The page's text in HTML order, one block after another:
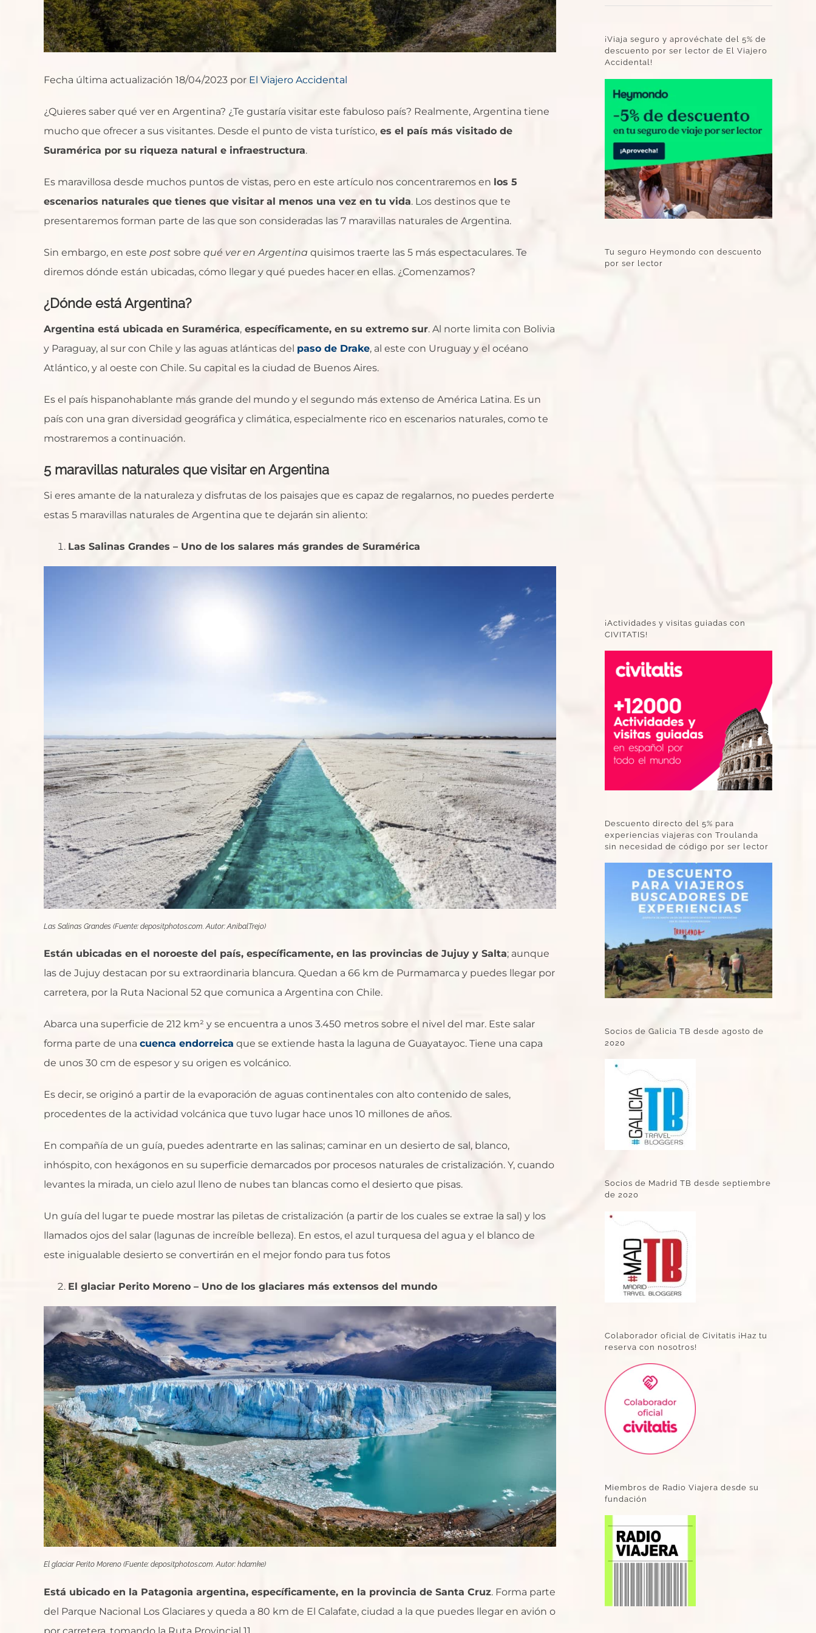
Fecha última actualización 18/04/2023 por El Viajero Accidental
¿Quieres saber qué ver en Argentina? ¿Te gustaría visitar este fabuloso país? Realmente, Argentina tiene
mucho que ofrecer a sus visitantes. Desde el punto de vista turístico, es el país más visitado de
Suramérica por su riqueza natural e infraestructura.
Es maravillosa desde muchos puntos de vistas, pero en este artículo nos concentraremos en los 5
escenarios naturales que tienes que visitar al menos una vez en tu vida. Los destinos que te
presentaremos forman parte de las que son consideradas las 7 maravillas naturales de Argentina.
Sin embargo, en este post sobre qué ver en Argentina quisimos traerte las 5 más espectaculares. Te
diremos dónde están ubicadas, cómo llegar y qué puedes hacer en ellas. ¿Comenzamos?
¿Dónde está Argentina?
Argentina está ubicada en Suramérica, específicamente, en su extremo sur. Al norte limita con Bolivia
y Paraguay, al sur con Chile y las aguas atlánticas del paso de Drake, al este con Uruguay y el océano
Atlántico, y al oeste con Chile. Su capital es la ciudad de Buenos Aires.
Es el país hispanohablante más grande del mundo y el segundo más extenso de América Latina. Es un
país con una gran diversidad geográfica y climática, especialmente rico en escenarios naturales, como te
mostraremos a continuación.
5 maravillas naturales que visitar en Argentina
Si eres amante de la naturaleza y disfrutas de los paisajes que es capaz de regalarnos, no puedes perderte
estas 5 maravillas naturales de Argentina que te dejarán sin aliento:
Las Salinas Grandes – Uno de los salares más grandes de Suramérica
Las Salinas Grandes (Fuente: depositphotos.com. Autor: AnibalTrejo)
Están ubicadas en el noroeste del país, específicamente, en las provincias de Jujuy y Salta; aunque
las de Jujuy destacan por su extraordinaria blancura. Quedan a 66 km de Purmamarca y puedes llegar por
carretera, por la Ruta Nacional 52 que comunica a Argentina con Chile.
Abarca una superficie de 212 km² y se encuentra a unos 3.450 metros sobre el nivel del mar. Este salar
forma parte de una cuenca endorreica que se extiende hasta la laguna de Guayatayoc. Tiene una capa
de unos 30 cm de espesor y su origen es volcánico.
Es decir, se originó a partir de la evaporación de aguas continentales con alto contenido de sales,
procedentes de la actividad volcánica que tuvo lugar hace unos 10 millones de años.
En compañía de un guía, puedes adentrarte en las salinas; caminar en un desierto de sal, blanco,
inhóspito, con hexágonos en su superficie demarcados por procesos naturales de cristalización. Y, cuando
levantes la mirada, un cielo azul lleno de nubes tan blancas como el desierto que pisas.
Un guía del lugar te puede mostrar las piletas de cristalización (a partir de los cuales se extrae la sal) y los
llamados ojos del salar (lagunas de increíble belleza). En estos, el azul turquesa del agua y el blanco de
este inigualable desierto se convertirán en el mejor fondo para tus fotos
El glaciar Perito Moreno – Uno de los glaciares más extensos del mundo
El glaciar Perito Moreno (Fuente: depositphotos.com. Autor: hdamke)
Está ubicado en la Patagonia argentina, específicamente, en la provincia de Santa Cruz. Forma parte
del Parque Nacional Los Glaciares y queda a 80 km de El Calafate, ciudad a la que puedes llegar en avión o
por carretera, tomando la Ruta Provincial 11.
¡Viaja seguro y aprovéchate del 5% de
descuento por ser lector de El Viajero
Accidental!
Tu seguro Heymondo con descuento
por ser lector
¡Actividades y visitas guiadas con
CIVITATIS!
Descuento directo del 5% para
experiencias viajeras con Troulanda
sin necesidad de código por ser lector
Socios de Galicia TB desde agosto de
2020
Socios de Madrid TB desde septiembre
de 2020
Colaborador oficial de Civitatis ¡Haz tu
reserva con nosotros!
Miembros de Radio Viajera desde su
fundación